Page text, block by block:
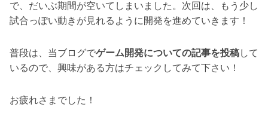
で、だいぶ期間が空いてしまいました。次回は、もう少し
試合っぽい動きが見れるように開発を進めていきます！
普段は、当ブログでゲーム開発についての記事を投稿して
いるので、興味がある方はチェックしてみて下さい！
お疲れさまでした！